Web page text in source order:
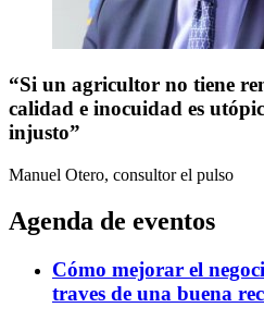
“Si un agricultor no tiene
calidad e inocuidad es
injusto”
Manuel Otero, consultor el pulso
Agenda de eventos
Cómo mejorar el
traves de una buena